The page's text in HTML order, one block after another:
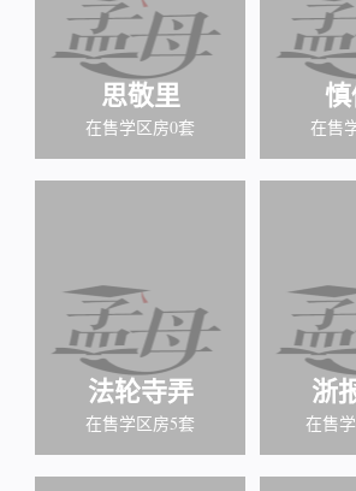
思敬里
在售学区房0套 在售
法轮寺弄
在售学区房5套
浙
在售